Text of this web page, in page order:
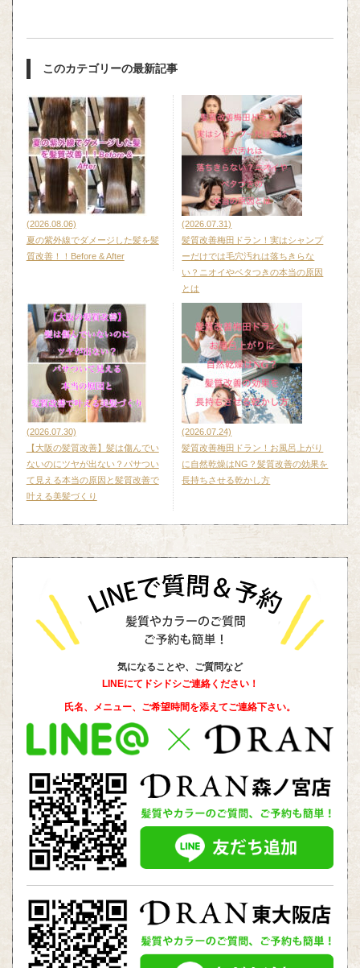
このカテゴリーの最新記事
(2026.08.06)
夏の紫外線でダメージした髪を髪
質改善！！Before & After
(2026.07.31)
髪質改善梅田ドラン！実はシャンプ
ーだけでは毛穴汚れは落ちきらな
い？ニオイやベタつきの本当の原因
とは
(2026.07.30)
【大阪の髪質改善】髪は傷んでい
ないのにツヤが出ない？パサつい
て見える本当の原因と髪質改善で
叶える美髪づくり
(2026.07.24)
髪質改善梅田ドラン！お風呂上がり
に自然乾燥はNG？髪質改善の効果を
長持ちさせる乾かし方
気になることや、ご質問など
LINEにてドシドシご連絡ください！
氏名、メニュー、ご希望時間を添えてご連絡下さい。